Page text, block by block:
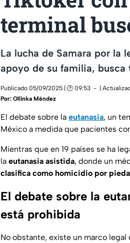
terminal
La lucha de Samara por la
apoyo de su familia, busca
Publicado 05/09/2025 | 🕑 09:53
|
Por: Ollinka Méndez
El debate sobre la eutanasia, un
México a medida que pacientes
Mientras que en 19 países se ha
la eutanasia asistida, donde un
clasifica como homicidio por
El debate sobre la
está prohibida
No obstante, existe un marco